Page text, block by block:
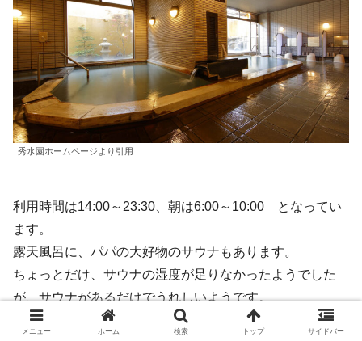
秀水園ホームページより引用
利用時間は14:00～23:30、朝は6:00～10:00 となってい
ます。
露天風呂に、パパの大好物のサウナもあります。
ちょっとだけ、サウナの湿度が足りなかったようでした
が、サウナがあるだけでうれしいようです。
メニュー ホーム 検索 トップ サイドバー